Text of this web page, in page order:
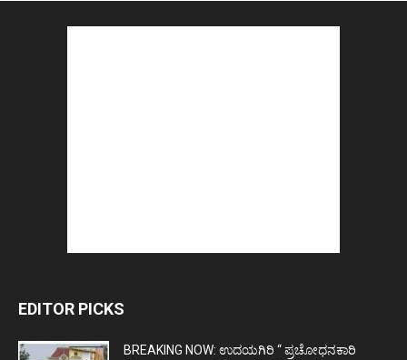
EDITOR PICKS
BREAKING NOW: ಉದಯಗಿರಿ “ ಪ್ರಚೋಧನಕಾರಿ